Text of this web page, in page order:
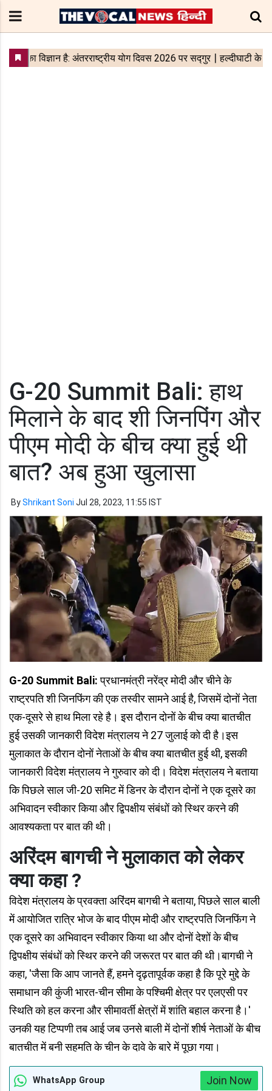
G-20 Summit Bali: हाथ
मिलाने के बाद शी जिनपिंग और
पीएम मोदी के बीच क्या हुई थी
बात? अब हुआ खुलासा
ByShrikant Soni Jul 28, 2023, 11:55 IST
G-20 Summit Bali:प्रधानमंत्री नरेंद्र मोदी और चीने के
राष्ट्रपति शी जिनफिंग की एक तस्वीर सामने आई है, जिसमें दोनों नेता
एक-दूसरे से हाथ मिला रहे है। इस दौरान दोनों के बीच क्या बातचीत
हुई उसकी जानकारी विदेश मंत्रालय ने 27 जुलाई को दी है।इस
मुलाकात के दौरान दोनों नेताओं के बीच क्या बातचीत हुई थी, इसकी
जानकारी विदेश मंत्रालय ने गुरुवार को दी। विदेश मंत्रालय ने बताया
कि पिछले साल जी-20 समिट में डिनर के दौरान दोनों ने एक दूसरे का
अभिवादन स्वीकार किया और द्विपक्षीय संबंधों को स्थिर करने की
आवश्यकता पर बात की थी।
अरिंदम बागची ने मुलाकात को लेकर
क्या कहा ?
विदेश मंत्रालय के प्रवक्ता अरिंदम बागची ने बताया, पिछले साल बाली
में आयोजित रात्रि भोज के बाद पीएम मोदी और राष्ट्रपति जिनफिंग ने
एक दूसरे का अभिवादन स्वीकार किया था और दोनों देशों के बीच
द्विपक्षीय संबंधों को स्थिर करने की जरूरत पर बात की थी।बागची ने
कहा, 'जैसा कि आप जानते हैं, हमने दृढ़तापूर्वक कहा है कि पूरे मुद्दे के
समाधान की कुंजी भारत-चीन सीमा के पश्चिमी क्षेत्र पर एलएसी पर
स्थिति को हल करना और सीमावर्ती क्षेत्रों में शांति बहाल करना है।'
उनकी यह टिप्पणी तब आई जब उनसे बाली में दोनों शीर्ष नेताओं के बीच
बातचीत में बनी सहमति के चीन के दावे के बारे में पूछा गया।
WhatsApp Group Join Now